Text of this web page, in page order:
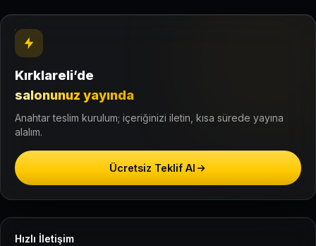
Kırklareli’de
salonunuz yayında
Anahtar teslim kurulum; içeriğinizi iletin, kısa sürede yayına
alalım.
Ücretsiz Teklif Al
Hızlı İletişim